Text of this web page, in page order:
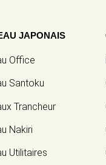
JAPONAIS
Office
Santoku
Trancheur
Nakiri
Utilitaires